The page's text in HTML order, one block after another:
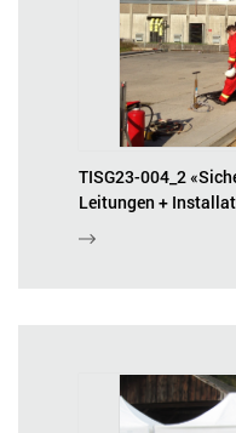
TISG23-004_2
Leitungen +